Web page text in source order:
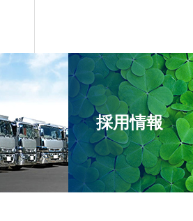
採用情報